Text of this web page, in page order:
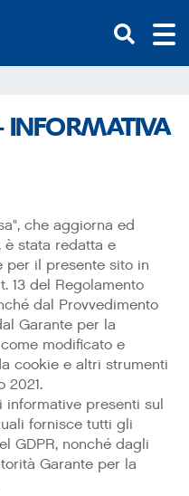
INFORMATIVA
che aggiorna ed
è stata redatta e
per il presente sito in
13 del Regolamento
dal Provvedimento
Garante per la
modificato e
cookie e altri strumenti
2021.
informative presenti sul
fornisce tutti gli
GDPR, nonché dagli
Garante per la